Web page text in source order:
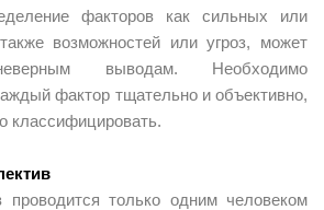
факторов как сильных или
возможностей или угроз, может
выводам. Необходимо
фактор тщательно и объективно,
классифицировать.
проводится только одним человеком